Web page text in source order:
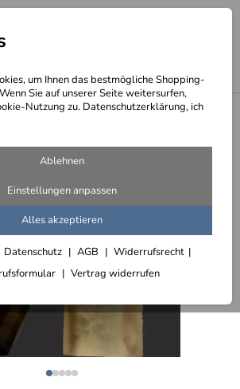
um Ihnen das bestmögliche Shopping-
Sie auf unserer Seite weitersurfen,
Nutzung zu. Datenschutzerklärung, ich
Ablehnen
Einstellungen anpassen
Alles akzeptieren
Datenschutz AGB
Widerrufsrecht
Vertrag widerrufen
Sektkühler, Champagnerkühler